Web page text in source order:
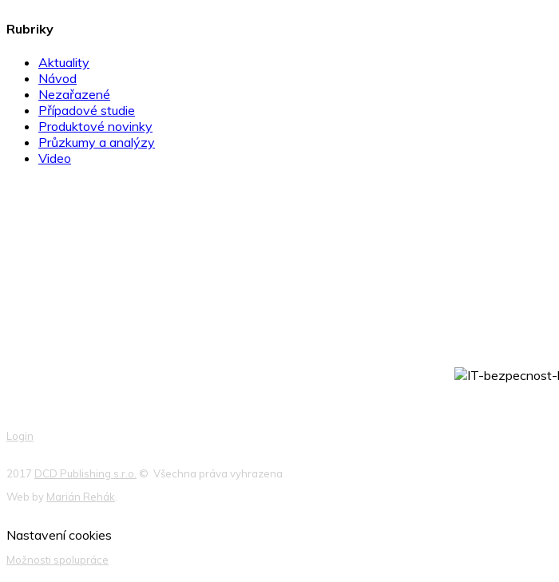
Rubriky
Aktuality
Návod
Nezařazené
Případové studie
Produktové novinky
Průzkumy a analýzy
Video
Login
2017 DCD Publishing s.r.o. © Všechna práva vyhrazena
Web by Marián Rehák
Nastavení cookies
Možnosti spolupráce